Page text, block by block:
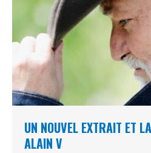
UN NOUVEL EXTRAIT ET
ALAIN V